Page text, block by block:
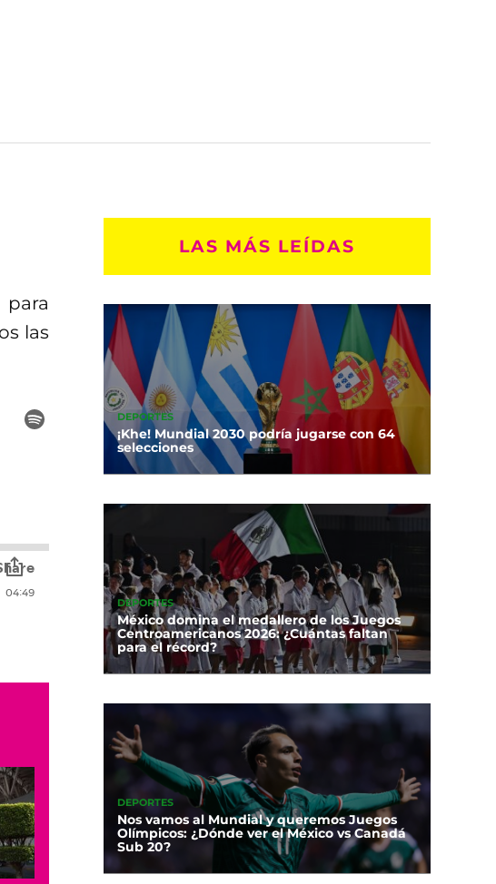
las
LAS MÁS LEÍDAS
DEPORTES
¡Khe! Mundial 2030 podría jugarse con 64
selecciones
DEPORTES
México domina el medallero de los Juegos
Centroamericanos 2026: ¿Cuántas faltan
para el récord?
DEPORTES
Nos vamos al Mundial y queremos Juegos
Olímpicos: ¿Dónde ver el México vs Canadá
Sub 20?